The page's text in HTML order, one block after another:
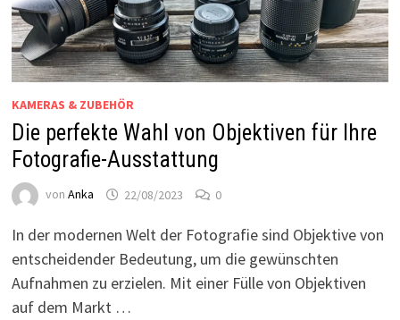
KAMERAS & ZUBEHÖR
Die perfekte Wahl von Objektiven für Ihre
Fotografie-Ausstattung
von Anka 22/08/2023 0
In der modernen Welt der Fotografie sind Objektive von
entscheidender Bedeutung, um die gewünschten
Aufnahmen zu erzielen. Mit einer Fülle von Objektiven
auf dem Markt …